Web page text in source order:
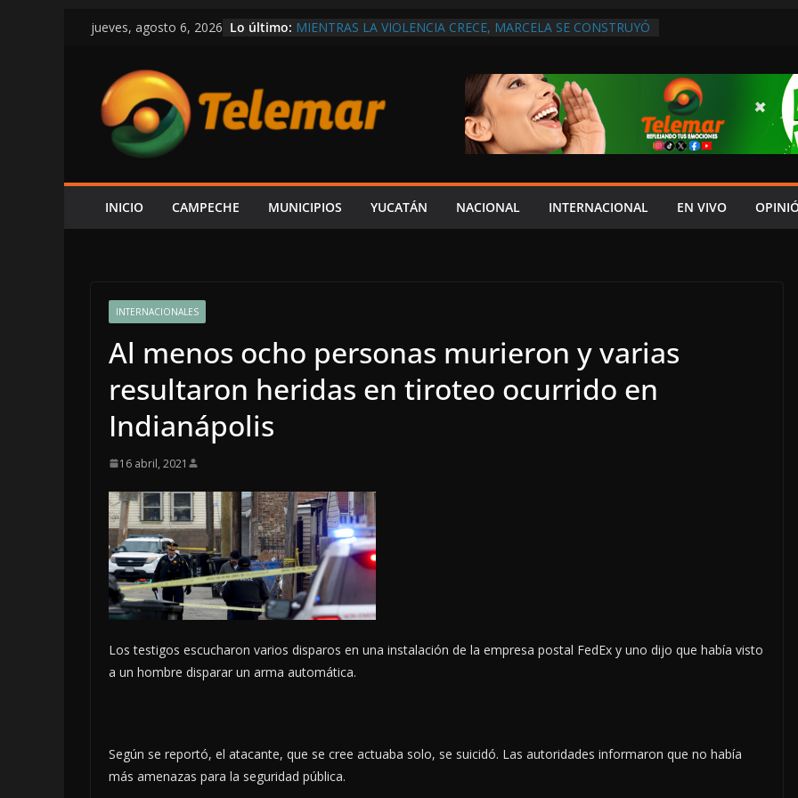
Saltar
contenido
jueves, agosto 6, 2026 Lo último: MIENTRAS LA VIOLENCIA CRECE, MARCELA SE CONSTRUYÓ
ECONOMÍA Y GENERAR EMPLEOS
AUNQUE PROTEXA NO PAGA A PROVEEDORES, PEMEX LA
PREMIA CON CONTRATO
CONFIRMA REHN QUE HAY UN PROYECTO PARA
CONSTRUIR CENTRO CULTURAL MULTIFUNCIONAL EN EL
ESPERA ALCUDIA AUTORIZACIÓN MÉDICA PARA FIJAR
AUDIENCIA AL PRESUNTO RESPONSABLE DEL ACCIDENTE
INICIO CAMPECHE MUNICIPIOS YUCATÁN NACIONAL INTERNACIONAL EN VIVO
INTERNACIONALES
Al menos ocho personas murieron y varias
resultaron heridas en tiroteo ocurrido en
Indianápolis
16 abril, 2021
Los testigos escucharon varios disparos en una instalación de la empresa postal FedEx y uno dijo que había visto
a un hombre disparar un arma automática.
Según se reportó, el atacante, que se cree actuaba solo, se suicidó. Las autoridades informaron que no había
más amenazas para la seguridad pública.
LOCALES OPINIÓN